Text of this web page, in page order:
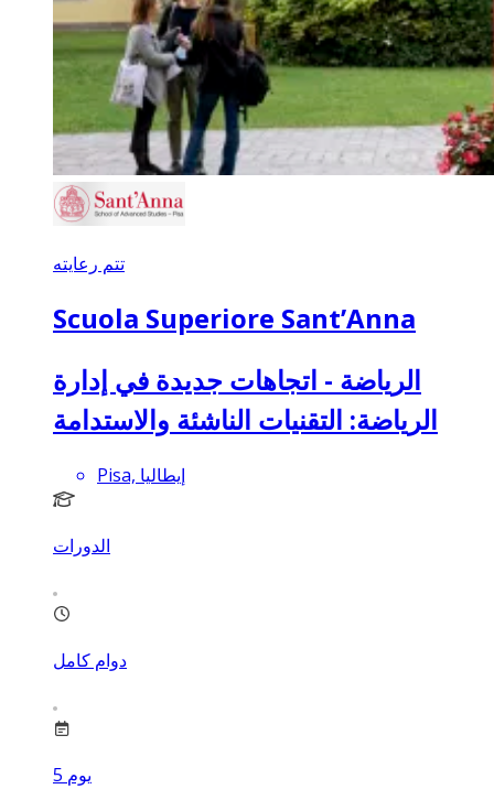
تتم رعايته
Scuola Superiore Sant’Anna
الرياضة - اتجاهات جديدة في إدارة
الرياضة: التقنيات الناشئة والاستدامة
Pisa, إيطاليا
الدورات
دوام كامل
5 يوم